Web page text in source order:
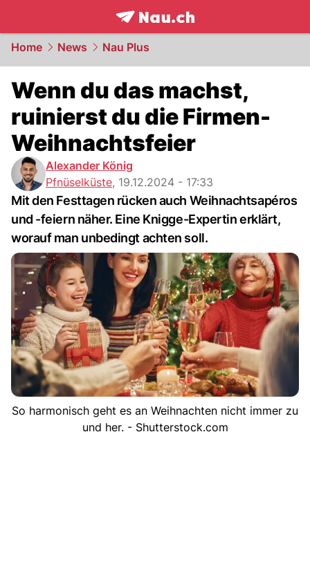
frontpage.NAU.ch
Home News Nau Plus
Wenn du das machst,
ruinierst du die Firmen-
Weihnachtsfeier
Alexander König
Pfnüselküste, 19.12.2024 - 17:33
Mit den Festtagen rücken auch Weihnachtsapéros
und -feiern näher. Eine Knigge-Expertin erklärt,
worauf man unbedingt achten soll.
So harmonisch geht es an Weihnachten nicht immer zu
und her. - Shutterstock.com